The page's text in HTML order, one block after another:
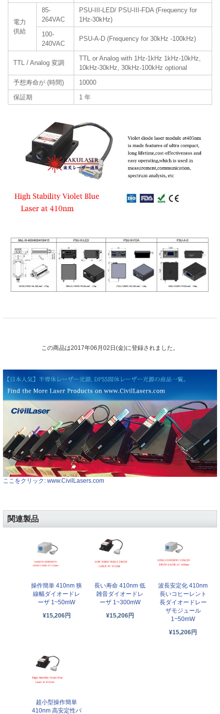
電力
供給
85-
264VAC
PSU-III-LED/ PSU-III-FDA (Frequency for
1Hz-30kHz)
100-
240VAC
PSU-A-D (Frequency for 30kHz -100kHz)
TTL / Analog 変調
TTL or Analog with 1Hz-1kHz 1kHz-10kHz,
10kHz-30kHz, 30kHz-100kHz optional
予想寿命が (時間)
10000
保証期
1 年
この商品は2017年06月02日(金)に登録されました。
ここをクリック: www.CivilLasers.com
関連製品
操作簡単 410nm 狭
線幅ダイオードレ
ーザ 1~50mW
¥15,206円
長い寿命 410nm 低
雑音ダイオードレ
ーザ 1~300mW
¥15,206円
波長安定化 410nm
長いコヒーレント
長ダイオードレー
ザモジュール
1~50mW
¥15,206円
超小型操作簡単
410nm 高安定性バ